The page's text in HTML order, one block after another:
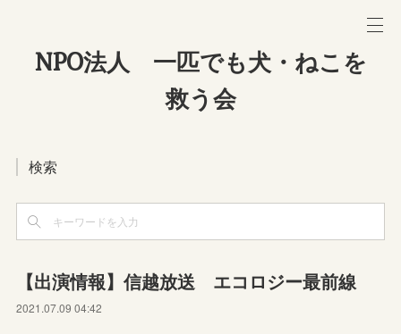
NPO法人 一匹でも犬・ねこを
救う会
検索
【出演情報】信越放送 エコロジー最前線
2021.07.09 04:42